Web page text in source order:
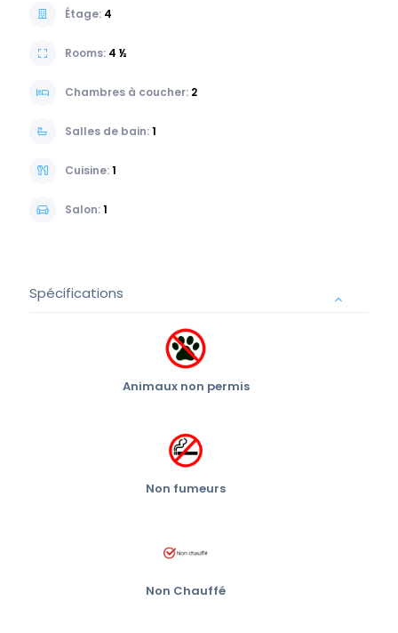
Étage: 4
Rooms: 4 ½
Chambres à coucher: 2
Salles de bain:1
Cuisine:1
Salon:1
Spécifications
Animaux non permis
Non fumeurs
Non Chauffé